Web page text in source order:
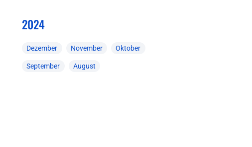
2024
Dezember November Oktober
September August